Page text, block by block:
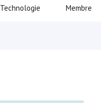
Technologie Membre